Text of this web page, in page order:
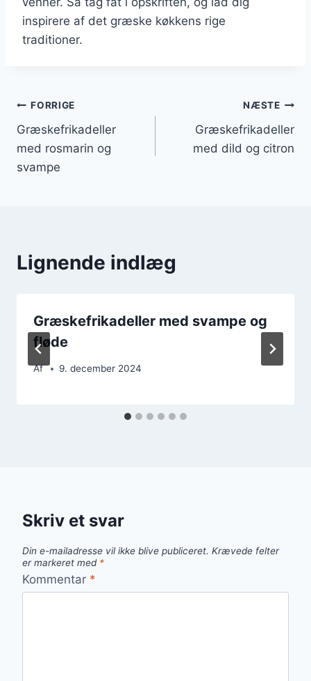
inspirere af det græske køkkens rige
traditioner.
Indlægsnavigation
FORRIGE
Græskefrikadeller
med rosmarin og
svampe
NÆSTE
Græskefrikadeller
med dild og citron
Lignende indlæg
Græskefrikadeller med svampe og
fløde
Af 9. december 2024
Skriv et svar
Din e-mailadresse vil ikke blive publiceret. Krævede felter
er markeret med *
Kommentar *